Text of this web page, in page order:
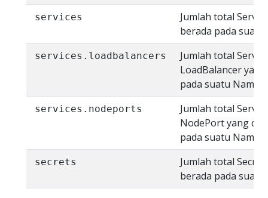
services
Jumlah total
berada pada suatu
services.loadbalancers
Jumlah total
LoadBalancer
pada suatu
services.nodeports
Jumlah total
NodePort yang
pada suatu
secrets
Jumlah total
berada pada suatu